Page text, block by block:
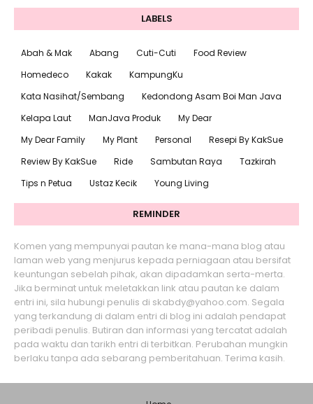
LABELS
Abah & Mak Abang Cuti-Cuti
Food Review
Homedeco
Kakak
KampungKu
Kata Nasihat/Sembang
Kedondong Asam Boi Man Java
Kelapa Laut
ManJava Produk
My Dear
My Dear Family
My Plant Personal
Resepi By KakSue
Review By KakSue
Ride Sambutan Raya
Tazkirah
Tips n Petua
Ustaz Kecik Young Living
REMINDER
Komen yang mempunyai pautan ke mana-mana blog atau
laman web yang menjurus kepada perniagaan atau bersifat
keuntungan sebelah pihak, akan dipadamkan serta-merta.
Jika berminat untuk meletakkan link atau pautan ke dalam
entri ini, sila hubungi penulis di skabdy@yahoo.com. Segala
yang terkandung di dalam entri di blog ini adalah pendapat
peribadi penulis. Butiran dan informasi yang tercatat adalah
pada waktu dan tarikh entri di terbitkan. Perubahan mungkin
berlaku tanpa ada sebarang pemberitahuan. Terima kasih.